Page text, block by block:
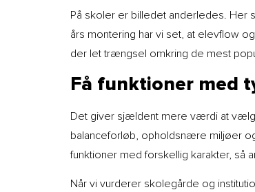
På skoler er billedet anderledes. Her
års montering har vi set, at elevflow
der let trængsel omkring de mest
Få funktioner med
Det giver sjældent mere værdi at
balanceforløb, opholdsnære miljøer
funktioner med forskellig karakter, så
Når vi vurderer skolegårde og